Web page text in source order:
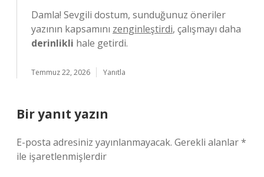
Damla! Sevgili dostum, sunduğunuz öneriler
yazının kapsamını zenginleştirdi, çalışmayı daha
derinlikli hale getirdi.
Temmuz 22, 2026 Yanıtla
Bir yanıt yazın
E-posta adresiniz yayınlanmayacak. Gerekli alanlar*
ile işaretlenmişlerdir